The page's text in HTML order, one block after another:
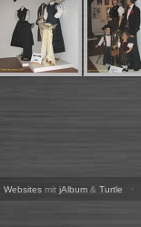
Websites mit jAlbum & Turtle ·